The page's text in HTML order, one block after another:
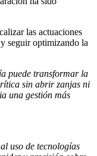
las actuaciones
seguir optimizando la
puede transformar la
sin abrir zanjas ni
una gestión más
uso de tecnologías